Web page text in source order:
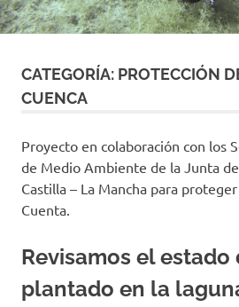
CATEGORÍA: PROTECCIÓN
CUENCA
Proyecto en colaboración con los
de Medio Ambiente de la Junta
Castilla – La Mancha para
Cuenta.
Revisamos el
plantado en la